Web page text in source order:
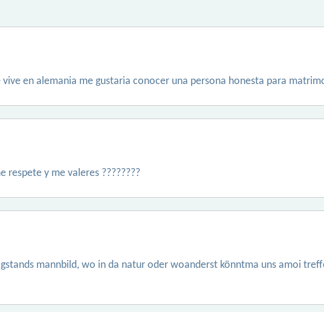
en alemania me gustaria conocer una persona honesta para
respete y me valeres ????????
mannbild, wo in da natur oder woanderst könntma uns amoi